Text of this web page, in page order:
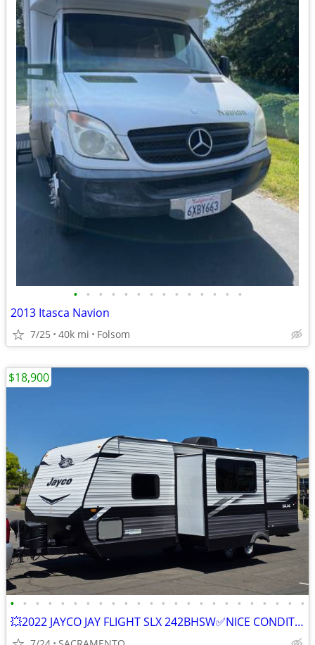
• • • • • • • • • • • • • •
2013 Itasca Navion
7/25 40k mi Folsom
• • • • • • • • • • • • • • • • • • • • • • • •
💥2022 JAYCO JAY FLIGHT SLX 242BHSW✅NICE CONDITION✅
$18,900